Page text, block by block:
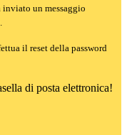
inviato un messaggio
il reset della password
di posta elettronica!